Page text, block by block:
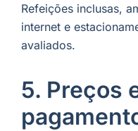
Refeições inclusas,
internet e
avaliados.
5. Preços